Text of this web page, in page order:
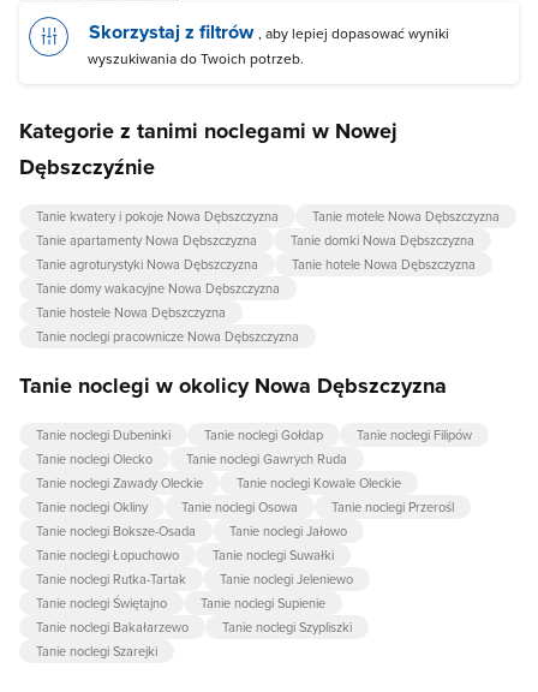
Skorzystaj z filtrów , aby lepiej dopasować wyniki
wyszukiwania do Twoich potrzeb.
Kategorie z tanimi noclegami w Nowej
Dębszczyźnie
Tanie kwatery i pokoje Nowa Dębszczyzna
Tanie motele Nowa Dębszczyzna
Tanie apartamenty Nowa Dębszczyzna
Tanie domki Nowa Dębszczyzna
Tanie agroturystyki Nowa Dębszczyzna
Tanie hotele Nowa Dębszczyzna
Tanie domy wakacyjne Nowa Dębszczyzna
Tanie hostele Nowa Dębszczyzna
Tanie noclegi pracownicze Nowa Dębszczyzna
Tanie noclegi w okolicy Nowa Dębszczyzna
Tanie noclegi Dubeninki Tanie noclegi Gołdap
Tanie noclegi Filipów
Tanie noclegi Olecko
Tanie noclegi Gawrych Ruda
Tanie noclegi Zawady Oleckie
Tanie noclegi Kowale Oleckie
Tanie noclegi Okliny
Tanie noclegi Osowa
Tanie noclegi Przerośl
Tanie noclegi Boksze-Osada
Tanie noclegi Jałowo
Tanie noclegi Łopuchowo
Tanie noclegi Suwałki
Tanie noclegi Rutka-Tartak
Tanie noclegi Jeleniewo
Tanie noclegi Świętajno
Tanie noclegi Supienie
Tanie noclegi Bakałarzewo
Tanie noclegi Szypliszki
Tanie noclegi Szarejki